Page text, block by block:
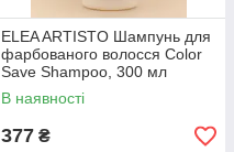
ELEA ARTISTO Шампунь для
фарбованого волосся Color
Save Shampoo, 300 мл
В наявності
377 ₴